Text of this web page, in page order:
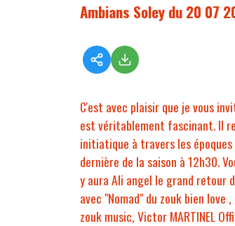
Ambians Soley du 20 07
C'est avec plaisir que je vous
est véritablement fascinant. Il
initiatique à travers les
dernière de la saison à 12h30.
y aura Ali angel le grand retour
avec "Nomad" du zouk bien
zouk music, Victor MARTINEL